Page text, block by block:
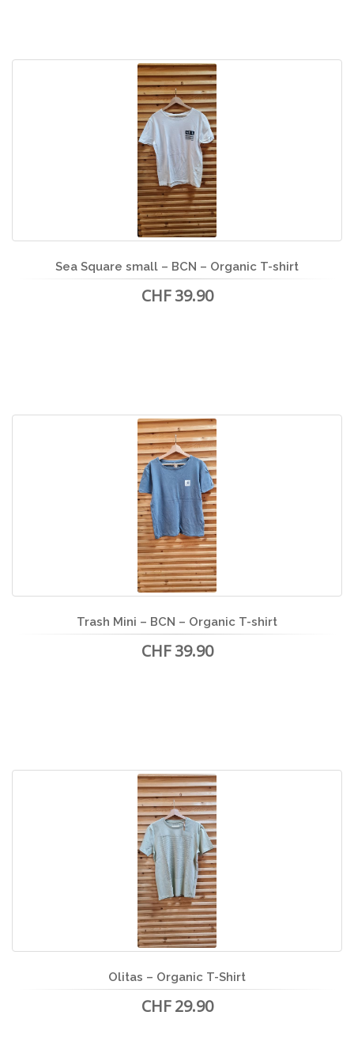
Sea Square small – BCN – Organic T-shirt
CHF 39.90
Trash Mini – BCN – Organic T-shirt
CHF 39.90
Olitas – Organic T-Shirt
CHF 29.90